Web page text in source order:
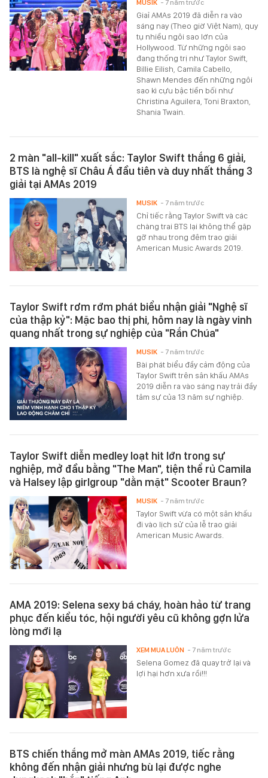
Giaỉ AMAs 2019 đã diễn ra vào
sáng nay (Theo giờ Việt Nam), quy
tụ nhiều ngôi sao lớn của
Hollywood. Từ những ngôi sao
đang thống trị như Taylor Swift,
Billie Eilish, Camila Cabello,
Shawn Mendes đến những ngôi
sao kì cựu bậc tiền bối như
Christina Aguilera, Toni Braxton,
Shania Twain.
MUSIK - 7 năm trước
2 màn "all-kill" xuất sắc: Taylor Swift thắng 6 giải,
BTS là nghệ sĩ Châu Á đầu tiên và duy nhất thắng 3
giải tại AMAs 2019
Chỉ tiếc rằng Taylor Swift và các
chàng trai BTS lại không thể gặp
gỡ nhau trong đêm trao giải
American Music Awards 2019.
MUSIK - 7 năm trước
Taylor Swift rơm rớm phát biểu nhận giải "Nghệ sĩ
của thập kỷ": Mặc bao thị phi, hôm nay là ngày vinh
quang nhất trong sự nghiệp của "Rắn Chúa"
Bài phát biểu đầy cảm động của
Taylor Swift trên sân khấu AMAs
2019 diễn ra vào sáng nay trải đầy
tâm sự của 13 năm sự nghiệp.
MUSIK - 7 năm trước
Taylor Swift diễn medley loạt hit lớn trong sự
nghiệp, mở đầu bằng "The Man", tiện thể rủ Camila
và Halsey lập girlgroup "dằn mặt" Scooter Braun?
Taylor Swift vừa có một sân khấu
đi vào lịch sử của lễ trao giải
American Music Awards.
MUSIK - 7 năm trước
AMA 2019: Selena sexy bá cháy, hoàn hảo từ trang
phục đến kiểu tóc, hội người yêu cũ không gợn lửa
lòng mới lạ
Selena Gomez đã quay trở lại và
lợi hại hơn xưa rồi!!!
XEM MUA LUÔN - 7 năm trước
BTS chiến thắng mở màn AMAs 2019, tiếc rằng
không đến nhận giải nhưng bù lại được nghe